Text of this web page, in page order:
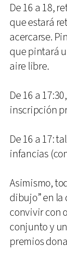
De 16 a 18,
que estará
acercarse.
que pintará
aire libre.
De 16 a
inscripción
De 16 a 17:
infancias
Asimismo,
dibujo” en la
convivir con
conjunto y
premios